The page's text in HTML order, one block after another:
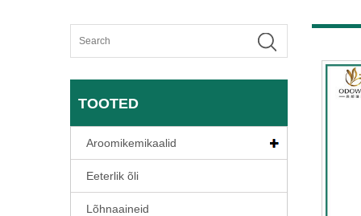
TOOTED
Aroomikemikaalid
Eeterlik õli
Lõhnaaineid